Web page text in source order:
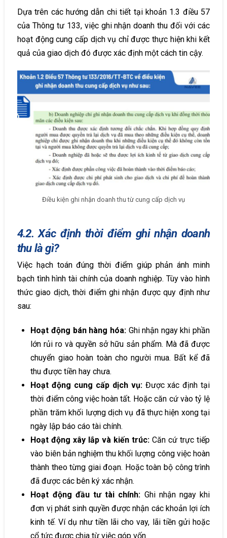
Dựa trên các hướng dẫn chi tiết tại khoản 1.3 điều 57
của Thông tư 133, việc ghi nhận doanh thu đối với các
hoạt động cung cấp dịch vụ chỉ được thực hiện khi kết
quả của giao dịch đó được xác định một cách tin cậy.
Điều kiện ghi nhận doanh thu từ cung cấp dịch vụ
4.2. Xác định thời điểm ghi nhận doanh
thu là gì?
Việc hạch toán đúng thời điểm giúp phản ánh minh
bạch tình hình tài chính của doanh nghiệp. Tùy vào hình
thức giao dịch, thời điểm ghi nhận được quy định như
sau:
Hoạt động bán hàng hóa:Ghi nhận ngay khi phần
lớn rủi ro và quyền sở hữu sản phẩm. Mà đã được
chuyển giao hoàn toàn cho người mua. Bất kể đã
thu được tiền hay chưa.
Hoạt động cung cấp dịch vụ:Được xác định tại
thời điểm công việc hoàn tất. Hoặc căn cứ vào tỷ lệ
phần trăm khối lượng dịch vụ đã thực hiện xong tại
ngày lập báo cáo tài chính.
Hoạt động xây lắp và kiến trúc: Căn cứ trực tiếp
vào biên bản nghiệm thu khối lượng công việc hoàn
thành theo từng giai đoạn. Hoặc toàn bộ công trình
đã được các bên ký xác nhận.
Hoạt động đầu tư tài chính: Ghi nhận ngay khi
đơn vị phát sinh quyền được nhận các khoản lợi ích
kinh tế. Ví dụ như tiền lãi cho vay, lãi tiền gửi hoặc
cổ tức được chia từ việc góp vốn.